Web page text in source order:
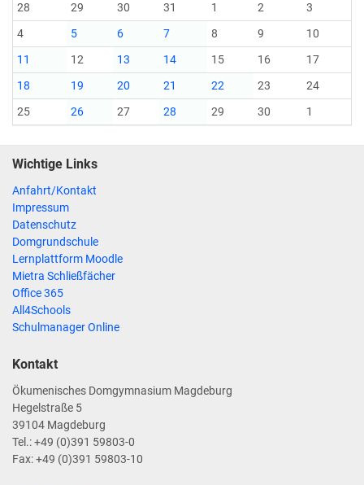
28
29 30 31 1 2
3
4
5 6 7 8 9
10
11
12 13 14 15 16
17
18
19 20 21 22 23
24
25
26 27 28 29 30 1
Wichtige Links
Anfahrt/Kontakt
Impressum
Datenschutz
Domgrundschule
Lernplattform Moodle
Mietra Schließfächer
Office 365
All4Schools
Schulmanager Online
Kontakt
Ökumenisches Domgymnasium Magdeburg
Hegelstraße 5
39104 Magdeburg
Tel.: +49 (0)391 59803-0
Fax: +49 (0)391 59803-10